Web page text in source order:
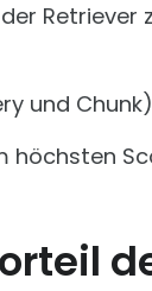
und
höchsten